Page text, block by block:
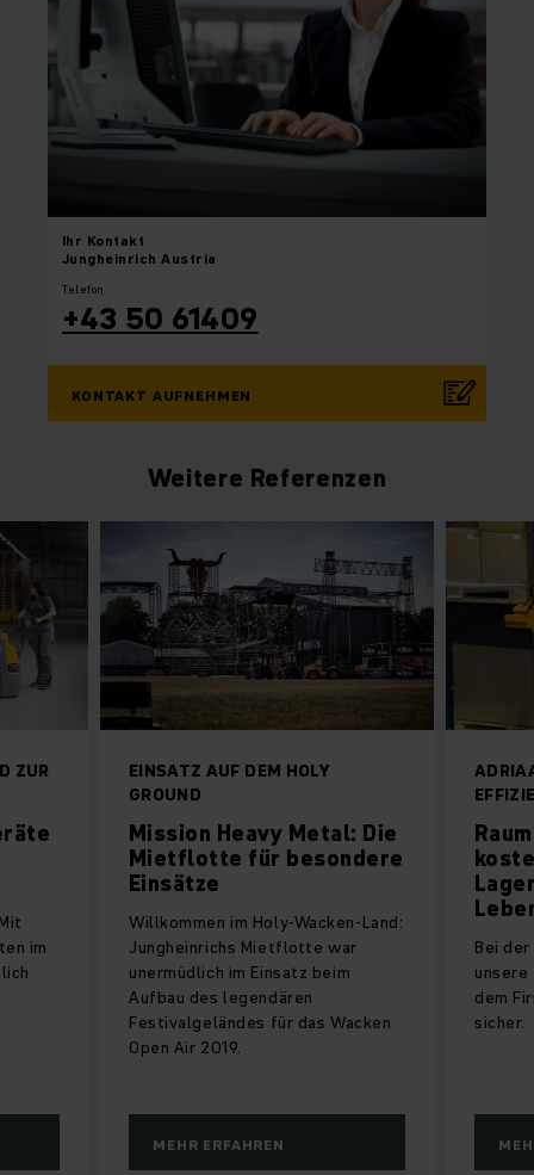
Ihr Kontakt
Jungheinrich Austria
Telefon
+43 50 61409
KONTAKT AUFNEHMEN
Weitere Referenzen
EINSATZ AUF DEM HOLY
GROUND
Mission Heavy Metal: Die
Mietflotte für besondere
Einsätze
Willkommen im Holy-Wacken-Land:
Jungheinrichs Mietflotte war
unermüdlich im Einsatz beim
Aufbau des legendären
Festivalgeländes für das Wacken
Open Air 2019.
MEHR ERFAHREN
Bei
unsere
dem
sicher.
ZUR
im